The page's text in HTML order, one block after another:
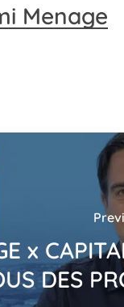
Menage
x
DES